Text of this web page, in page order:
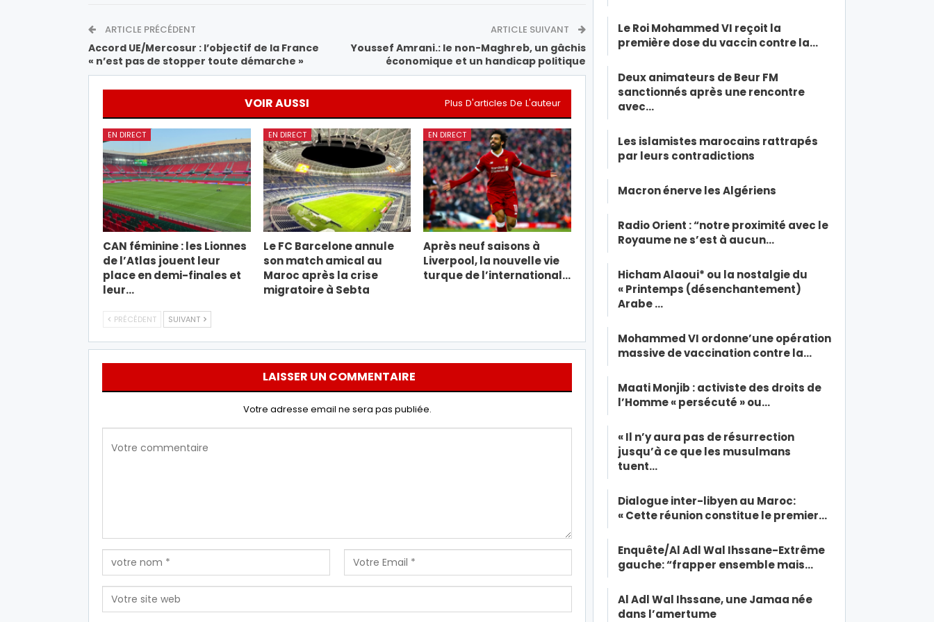
ARTICLE PRÉCÉDENT
Accord UE/Mercosur : l’objectif de la France
« n’est pas de stopper toute démarche »
ARTICLE SUIVANT
Youssef Amrani.: le non-Maghreb, un gâchis
économique et un handicap politique
VOIR AUSSI Plus D'articles De L'auteur
EN DIRECT
CAN féminine : les Lionnes
de l’Atlas jouent leur
place en demi-finales et
leur…
EN DIRECT
Le FC Barcelone annule
son match amical au
Maroc après la crise
migratoire à Sebta
EN DIRECT
Après neuf saisons à
Liverpool, la nouvelle vie
turque de l’international…
PRÉCÉDENT SUIVANT
LAISSER UN COMMENTAIRE
Votre adresse email ne sera pas publiée.
Le Roi Mohammed VI reçoit la
première dose du vaccin contre la…
Deux animateurs de Beur FM
sanctionnés après une rencontre
avec…
Les islamistes marocains rattrapés
par leurs contradictions
Macron énerve les Algériens
Radio Orient : “notre proximité avec le
Royaume ne s’est à aucun…
Hicham Alaoui* ou la nostalgie du
« Printemps (désenchantement)
Arabe …
Mohammed VI ordonne’une opération
massive de vaccination contre la…
Maati Monjib : activiste des droits de
l’Homme « persécuté » ou…
« Il n’y aura pas de résurrection
jusqu’à ce que les musulmans
tuent…
Dialogue inter-libyen au Maroc:
« Cette réunion constitue le premier…
Enquête/Al Adl Wal Ihssane-Extrême
gauche: “frapper ensemble mais…
Al Adl Wal Ihssane, une Jamaa née
dans l’amertume